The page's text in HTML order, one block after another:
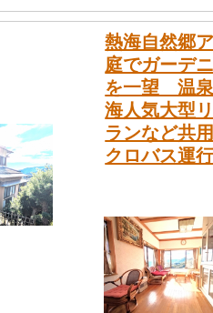
熱海自然郷
庭でガーデ
を一望 温
海人気大型
ランなど共
クロバス運